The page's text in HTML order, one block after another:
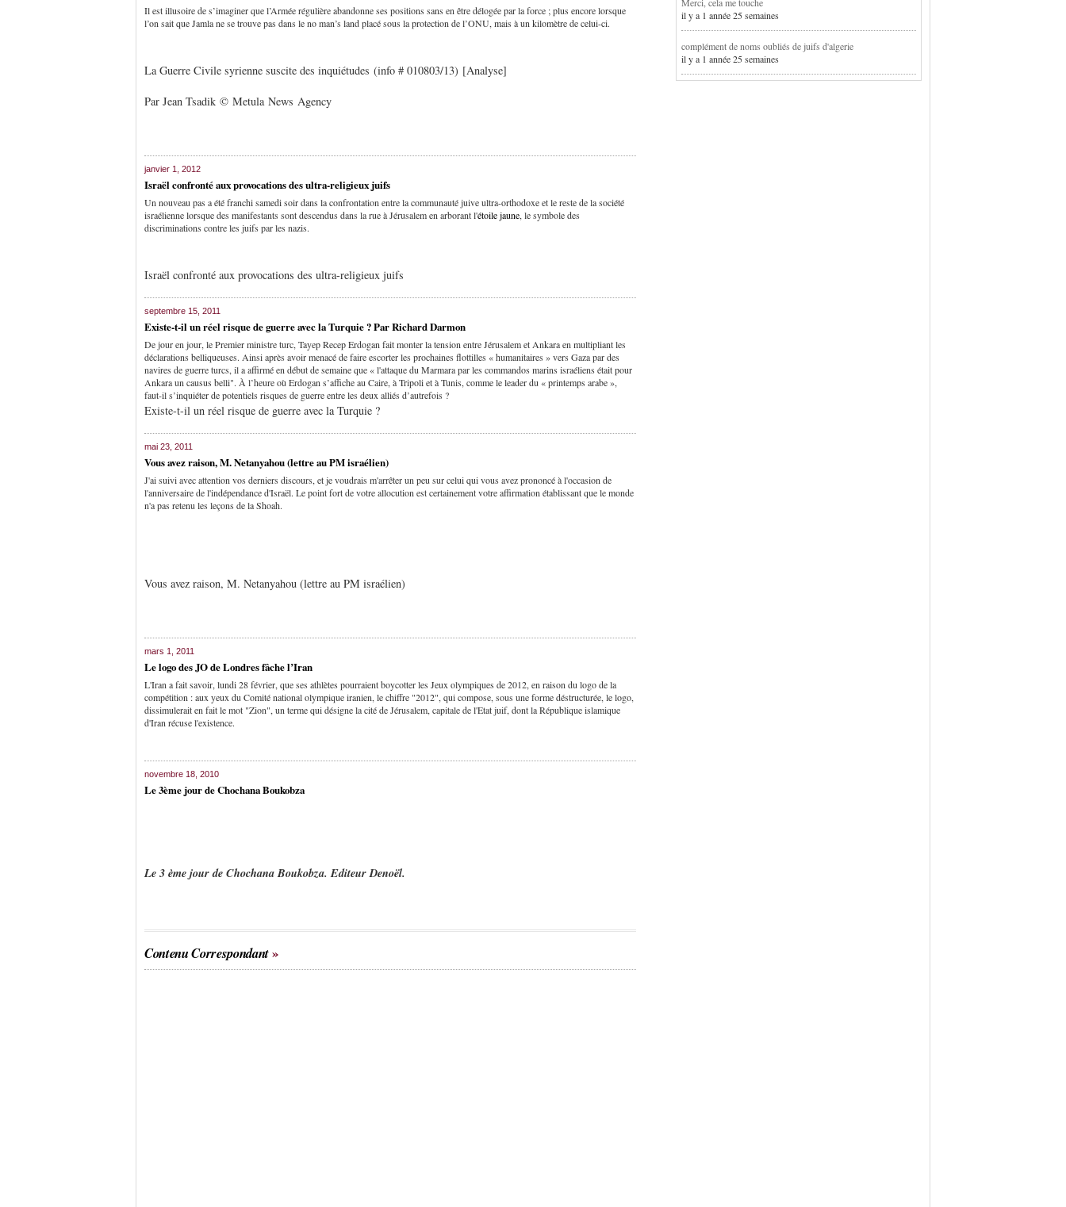
Il est illusoire de s’imaginer que l’Armée régulière abandonne ses positions sans en être délogée par la force ; plus encore lorsque
l’on sait que Jamla ne se trouve pas dans le no man’s land placé sous la protection de l’ONU, mais à un kilomètre de celui-ci.
La Guerre Civile syrienne suscite des inquiétudes (info # 010803/13) [Analyse]
Par Jean Tsadik © Metula News Agency
janvier 1, 2012
Israël confronté aux provocations des ultra-religieux juifs
Un nouveau pas a été franchi samedi soir dans la confrontation entre la communauté juive ultra-orthodoxe et le reste de la société
israélienne lorsque des manifestants sont descendus dans la rue à Jérusalem en arborant l'étoile jaune, le symbole des
discriminations contre les juifs par les nazis.
Israël confronté aux provocations des ultra-religieux juifs
septembre 15, 2011
Existe-t-il un réel risque de guerre avec la Turquie ? Par Richard Darmon
De jour en jour, le Premier ministre turc, Tayep Recep Erdogan fait monter la tension entre Jérusalem et Ankara en multipliant les
déclarations belliqueuses. Ainsi après avoir menacé de faire escorter les prochaines flottilles « humanitaires » vers Gaza par des
navires de guerre turcs, il a affirmé en début de semaine que « l'attaque du Marmara par les commandos marins israéliens était pour
Ankara un causus belli". À l’heure où Erdogan s’affiche au Caire, à Tripoli et à Tunis, comme le leader du « printemps arabe »,
faut-il s’inquiéter de potentiels risques de guerre entre les deux alliés d’autrefois ?
Existe-t-il un réel risque de guerre avec la Turquie ?
mai 23, 2011
Vous avez raison, M. Netanyahou (lettre au PM israélien)
J'ai suivi avec attention vos derniers discours, et je voudrais m'arrêter un peu sur celui qui vous avez prononcé à l'occasion de
l'anniversaire de l'indépendance d'Israël. Le point fort de votre allocution est certainement votre affirmation établissant que le monde
n'a pas retenu les leçons de la Shoah.
Vous avez raison, M. Netanyahou (lettre au PM israélien)
mars 1, 2011
Le logo des JO de Londres fâche l’Iran
L'Iran a fait savoir, lundi 28 février, que ses athlètes pourraient boycotter les Jeux olympiques de 2012, en raison du logo de la
compétition : aux yeux du Comité national olympique iranien, le chiffre "2012", qui compose, sous une forme déstructurée, le logo,
dissimulerait en fait le mot "Zion", un terme qui désigne la cité de Jérusalem, capitale de l'Etat juif, dont la République islamique
d'Iran récuse l'existence.
novembre 18, 2010
Le 3ème jour de Chochana Boukobza
Le 3 ème jour de Chochana Boukobza. Editeur Denoël.
Contenu Correspondant
Merci, cela me touche
il y a 1 année 25 semaines
complément de noms oubliés de juifs d'algerie
il y a 1 année 25 semaines